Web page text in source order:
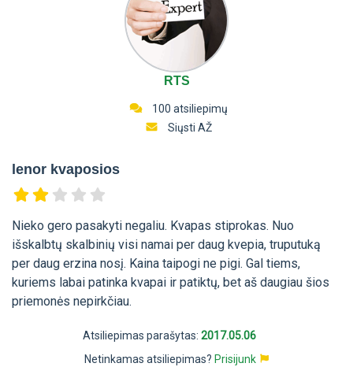
RTS
100 atsiliepimų
Siųsti AŽ
lenor kvaposios
Nieko gero pasakyti negaliu. Kvapas stiprokas. Nuo
išskalbtų skalbinių visi namai per daug kvepia, truputuką
per daug erzina nosį. Kaina taipogi ne pigi. Gal tiems,
kuriems labai patinka kvapai ir patiktų, bet aš daugiau šios
priemonės nepirkčiau.
Atsiliepimas parašytas: 2017.05.06
Netinkamas atsiliepimas? Prisijunk